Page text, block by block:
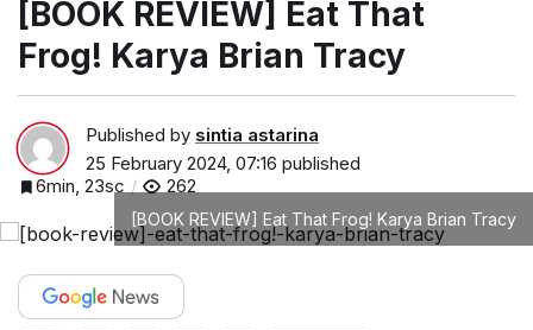
[BOOK REVIEW] Eat That
Frog! Karya Brian Tracy
Published by sintia astarina
25 February 2024, 07:16 published
6min, 23sc
262
[BOOK REVIEW] Eat That Frog! Karya Brian Tracy